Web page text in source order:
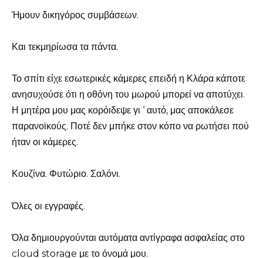
Ήμουν δικηγόρος συμβάσεων.
Και τεκμηρίωσα τα πάντα.
Το σπίτι είχε εσωτερικές κάμερες επειδή η Κλάρα κάποτε
ανησυχούσε ότι η οθόνη του μωρού μπορεί να αποτύχει.
Η μητέρα μου μας κορόιδεψε γι ‘ αυτό, μας αποκάλεσε
παρανοϊκούς. Ποτέ δεν μπήκε στον κόπο να ρωτήσει πού
ήταν οι κάμερες.
Κουζίνα. Φυτώριο. Σαλόνι.
Όλες οι εγγραφές.
Όλα δημιουργούνται αυτόματα αντίγραφα ασφαλείας στο
cloud storage με το όνομά μου.